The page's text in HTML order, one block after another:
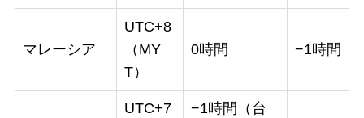
マレーシア
UTC+8
（MY
T）
0時間 −1時間
UTC+7
−1時間（台